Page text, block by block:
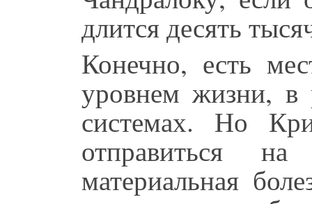
длится десять
Конечно, есть
уровнем жизни, в
системах. Но
отправиться
материальная